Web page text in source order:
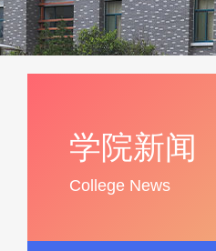
学院新闻
College News